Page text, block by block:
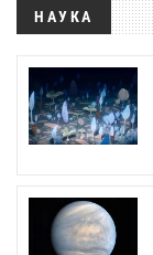
НАУКА